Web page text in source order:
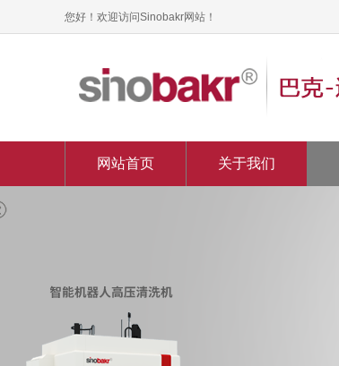
您好！欢迎访问Sinobakr网站！
网站首页 关于我们